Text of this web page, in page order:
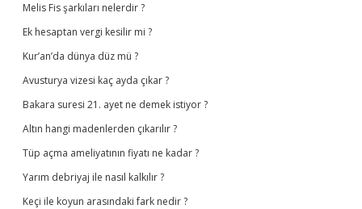
Melis Fis şarkıları nelerdir ?
Ek hesaptan vergi kesilir mi ?
Kur’an’da dünya düz mü ?
Avusturya vizesi kaç ayda çıkar ?
Bakara suresi 21. ayet ne demek istiyor ?
Altın hangi madenlerden çıkarılır ?
Tüp açma ameliyatının fiyatı ne kadar ?
Yarım debriyaj ile nasıl kalkılır ?
Keçi ile koyun arasındaki fark nedir ?